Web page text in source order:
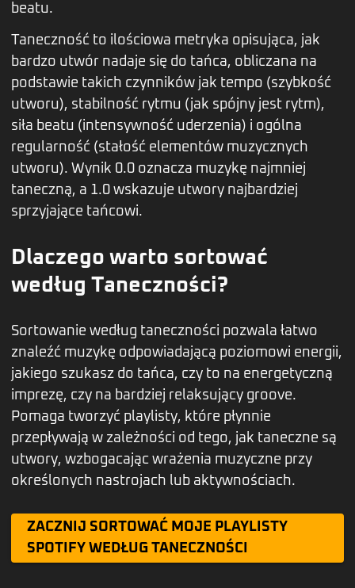
beatu.
Taneczność to ilościowa metryka opisująca, jak
bardzo utwór nadaje się do tańca, obliczana na
podstawie takich czynników jak tempo (szybkość
utworu), stabilność rytmu (jak spójny jest rytm),
siła beatu (intensywność uderzenia) i ogólna
regularność (stałość elementów muzycznych
utworu). Wynik 0.0 oznacza muzykę najmniej
taneczną, a 1.0 wskazuje utwory najbardziej
sprzyjające tańcowi.
Dlaczego warto sortować
według Taneczności?
Sortowanie według taneczności pozwala łatwo
znaleźć muzykę odpowiadającą poziomowi energii,
jakiego szukasz do tańca, czy to na energetyczną
imprezę, czy na bardziej relaksujący groove.
Pomaga tworzyć playlisty, które płynnie
przepływają w zależności od tego, jak taneczne są
utwory, wzbogacając wrażenia muzyczne przy
określonych nastrojach lub aktywnościach.
ZACZNIJ SORTOWAĆ MOJE PLAYLISTY
SPOTIFY WEDŁUG TANECZNOŚCI